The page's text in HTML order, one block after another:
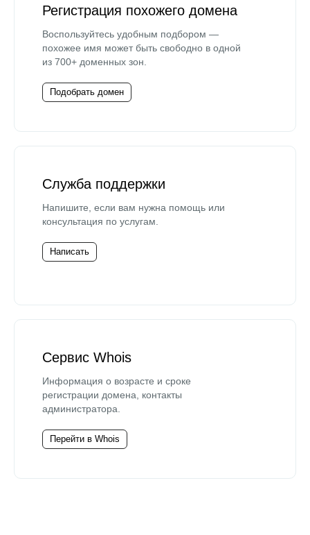
Регистрация похожего домена
Воспользуйтесь удобным подбором —
похожее имя может быть свободно в одной
из 700+ доменных зон.
Подобрать домен
Служба поддержки
Напишите, если вам нужна помощь или
консультация по услугам.
Написать
Сервис Whois
Информация о возрасте и сроке
регистрации домена, контакты
администратора.
Перейти в Whois